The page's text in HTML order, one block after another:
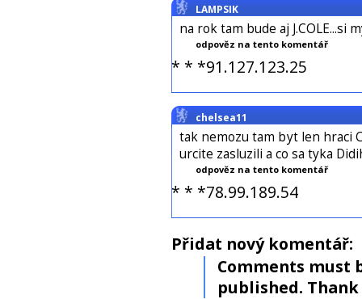
LAMPSIK
na rok tam bude aj J.COLE...si
odpověz na tento komentář
* * *91.127.123.25
chelsea11
tak nemozu tam byt len hraci
urcite zasluzili a co sa tyka
odpověz na tento komentář
* * *78.99.189.54
Přidat nový komentář:
Comments must
published. Thank